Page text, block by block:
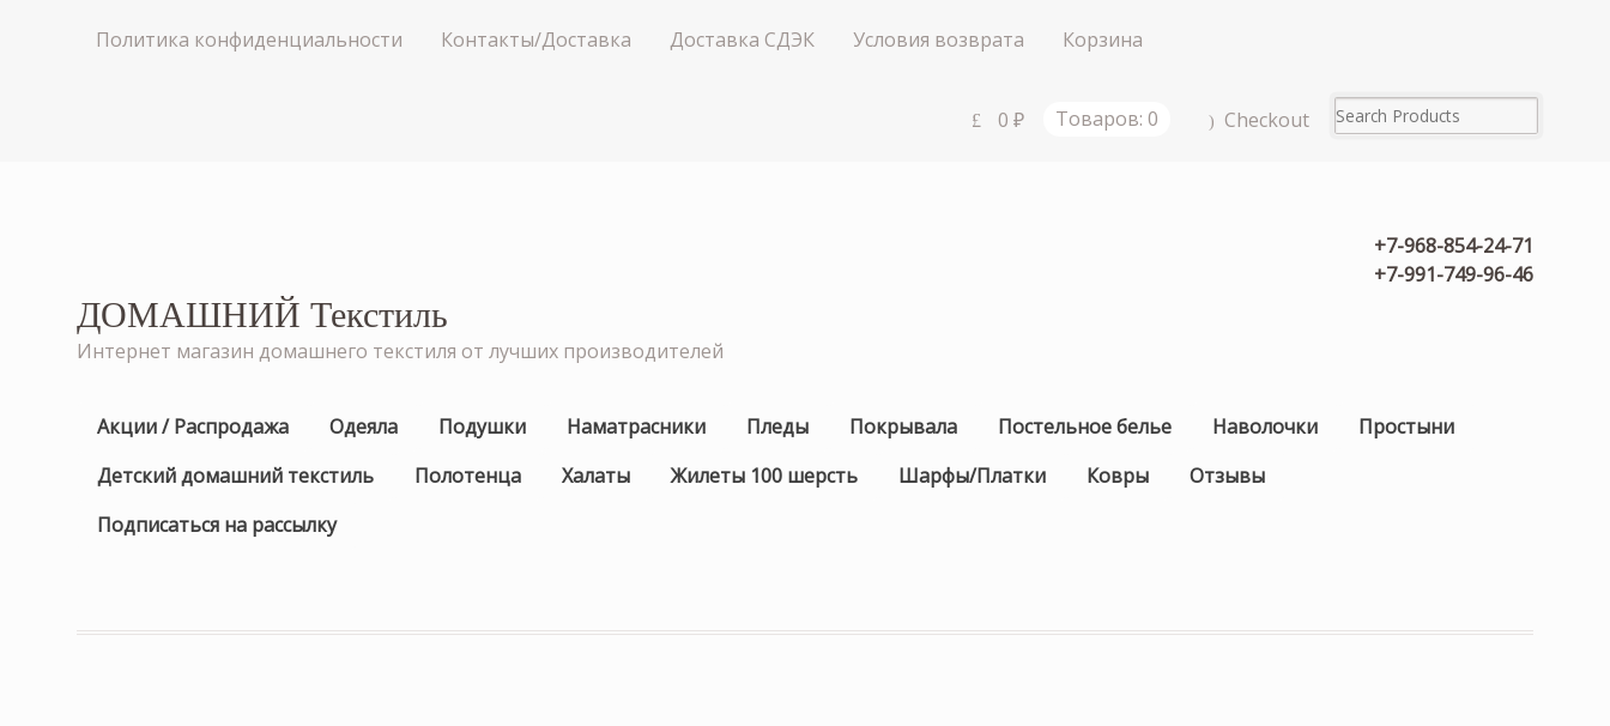
Политика конфиденциальности Контакты/Доставка Доставка СДЭК Условия возврата Корзина
0 ₽ Товаров: 0 Checkout
+7-968-854-24-71
+7-991-749-96-46
ДОМАШНИЙ Текстиль
Интернет магазин домашнего текстиля от лучших производителей
Акции / Распродажа Одеяла Подушки Наматрасники Пледы Покрывала Постельное белье Наволочки
Простыни
Детский домашний текстиль
Полотенца Халаты Жилеты 100 шерсть Шарфы/Платки Ковры
Отзывы
Подписаться на рассылку